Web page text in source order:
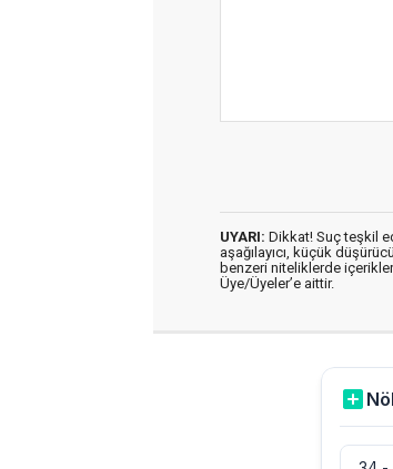
UYARI: Dikkat! Suç teşkil
aşağılayıcı, küçük
benzeri niteliklerde
Üye/Üyeler’e aittir.